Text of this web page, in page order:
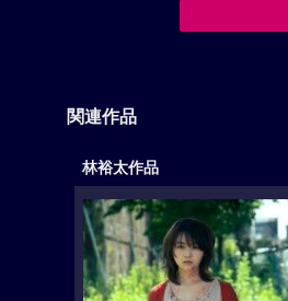
関連作品
林裕太作品